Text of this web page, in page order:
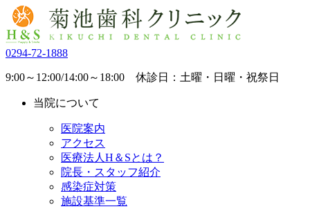
0294-72-1888
9:00～12:00/14:00～18:00 休診日：土曜・日曜・祝祭日
当院について
医院案内
アクセス
医療法人H＆Sとは？
院長・スタッフ紹介
感染症対策
施設基準一覧